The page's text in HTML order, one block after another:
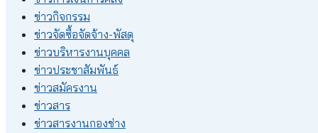
ข่าวกิจกรรม
ข่าวจัดซื้อจัดจ้าง-พัสดุ
ข่าวบริหารงานบุคคล
ข่าวประชาสัมพันธ์
ข่าวสมัครงาน
ข่าวสาร
ข่าวสารงานกองช่าง